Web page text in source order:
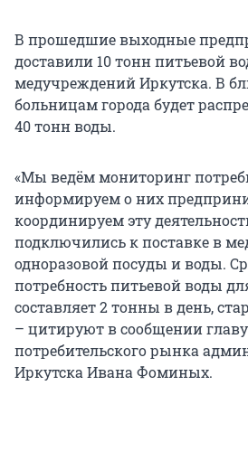
В прошедшие выходные
доставили 10 тонн питьевой
медучреждений Иркутска. В
больницам города будет
40 тонн воды.
«Мы ведём мониторинг
информируем о них
координируем эту
подключились к поставке в
одноразовой посуды и воды.
потребность питьевой воды
составляет 2 тонны в день,
– цитируют в сообщении
потребительского рынка
Иркутска Ивана Фоминых.